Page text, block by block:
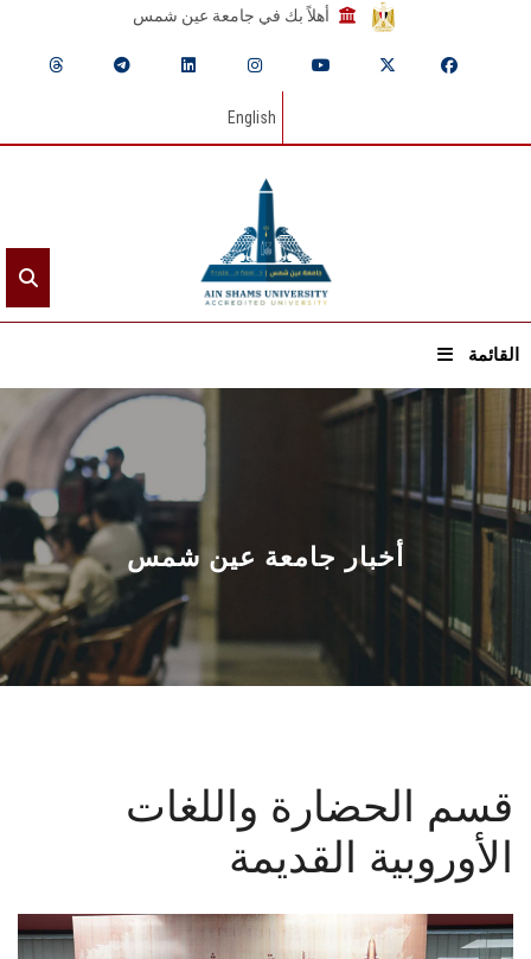
أهلاً بك في جامعة عين شمس
English
القائمة
الرئيسيـة
عن الجامعة
القطاعـات
الشئون الأكاديمية
البحث العلمي
المراكز والوحدات
الإعلام
أخبار جامعة عين شمس
قسم الحضارة واللغات
الأوروبية القديمة